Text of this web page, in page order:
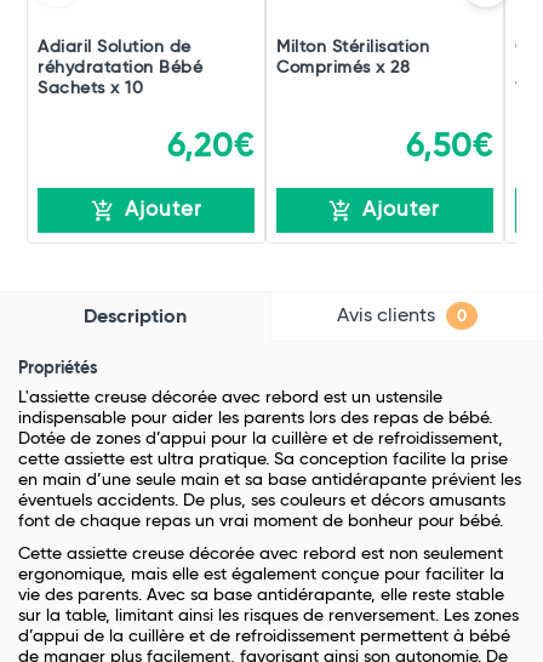
Adiaril Solution de
réhydratation Bébé
Sachets x 10
6,20€
Ajouter
Milton Stérilisation
Comprimés x 28
6,50€
Ajouter
Description Avis clients 0
Propriétés
L'assiette creuse décorée avec rebord est un ustensile
indispensable pour aider les parents lors des repas de bébé.
Dotée de zones d’appui pour la cuillère et de refroidissement,
cette assiette est ultra pratique. Sa conception facilite la prise
en main d’une seule main et sa base antidérapante prévient les
éventuels accidents. De plus, ses couleurs et décors amusants
font de chaque repas un vrai moment de bonheur pour bébé.
Cette assiette creuse décorée avec rebord est non seulement
ergonomique, mais elle est également conçue pour faciliter la
vie des parents. Avec sa base antidérapante, elle reste stable
sur la table, limitant ainsi les risques de renversement. Les zones
d’appui de la cuillère et de refroidissement permettent à bébé
de manger plus facilement, favorisant ainsi son autonomie. De